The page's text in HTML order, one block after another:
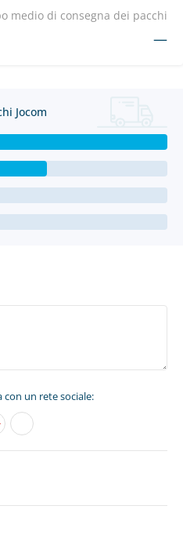
medio di consegna dei pacchi
—
Jocom
un rete sociale: